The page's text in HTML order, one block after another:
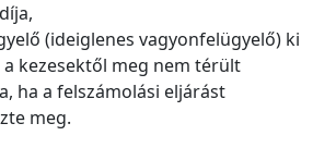
(ideiglenes vagyonfelügyelő) ki
kezesektől meg nem térült
ha a felszámolási eljárást
meg.